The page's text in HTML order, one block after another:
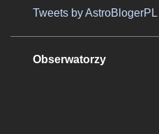
Tweets by AstroBlogerPL
Obserwatorzy